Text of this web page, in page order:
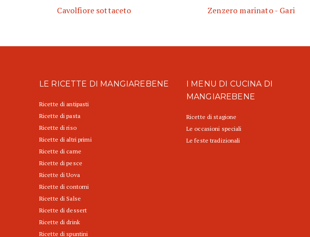
Cavolfiore sottaceto Zenzero marinato - Gari
LE RICETTE DI MANGIAREBENE
Ricette di antipasti
Ricette di pasta
Ricette di riso
Ricette di altri primi
Ricette di carne
Ricette di pesce
Ricette di Uova
Ricette di contorni
Ricette di Salse
Ricette di dessert
Ricette di drink
Ricette di spuntini
I MENU DI CUCINA DI
MANGIAREBENE
Ricette di stagione
Le occasioni speciali
Le feste tradizionali